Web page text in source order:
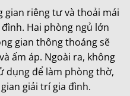
gian riêng tư và thoải mái
Hai phòng ngủ lớn
gian thông thoáng sẽ
ấm áp. Ngoài ra, không
dụng để làm phòng thờ,
giải trí gia đình.